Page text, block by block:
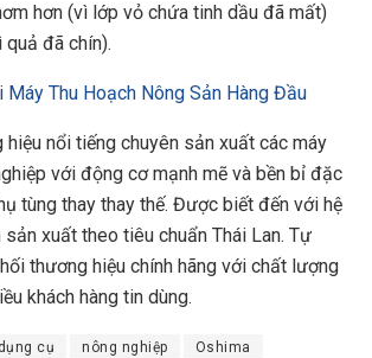
hơn (vì lớp vỏ chứa tinh dầu đã mất)
quả đã chín).
Máy Thu Hoạch Nông Sản Hàng Đầu
hiệu nổi tiếng chuyên sản xuất các máy
với động cơ mạnh mẽ và bền bỉ đặc
tùng thay thay thế. Được biết đến với hệ
sản xuất theo tiêu chuẩn Thái Lan. Tự
thương hiệu chính hãng với chất lượng
khách hàng tin dùng.
dụng cụ nông nghiệp Oshima